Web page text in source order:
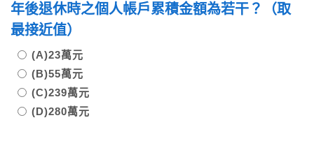
年後退休時之個人帳戶累積金額為若干？（取
最接近值）
(A)23萬元
(B)55萬元
(C)239萬元
(D)280萬元